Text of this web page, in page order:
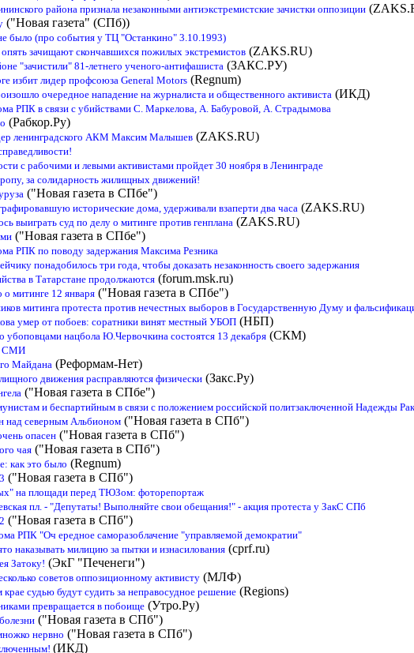
района признала незаконными антиэкстремистские зачистки оппозиции
("Новая газета" (СПб))
было (про события у ТЦ "Останкино" 3.10.1993)
зачищают скончавшихся пожилых экстремистов (ZAKS.RU)
"зачистили" 81-летнего ученого-антифашиста (ЗАКС.РУ)
избит лидер профсоюза General Motors (Regnum)
очередное нападение на журналиста и общественного активиста (ИКД)
РПК в связи с убийствами С. Маркелова, А. Бабуровой, А. Страдымова
(Рабкор.Ру)
ленинградского АКМ Максим Малышев (ZAKS.RU)
с рабочими и левыми активистами пройдет 30 ноября в Ленинграде
за солидарность жилищных движений!
("Новая газета в СПбе")
исторические дома, удерживали взаперти два часа (ZAKS.RU)
выиграть суд по делу о митинге против генплана (ZAKS.RU)
("Новая газета в СПбе")
РПК по поводу задержания Максима Резника
понадобилось три года, чтобы доказать незаконность своего задержания
в Татарстане продолжаются (forum.msk.ru)
митинге 12 января ("Новая газета в СПбе")
митинга протеста против нечестных выборов в Государственную Думу и
умер от побоев: соратники винят местный УБОП (НБП)
убоповцами нацбола Ю.Червочкина состоятся 13 декабря (СКМ)
СМИ
Майдана (Реформам-Нет)
движения расправляются физически (Закс.Ру)
("Новая газета в СПбе")
и беспартийным в связи с положением российской политзаключенной Надежды
над северным Альбионом ("Новая газета в СПб")
опасен ("Новая газета в СПб")
чая ("Новая газета в СПб")
как это было (Regnum)
("Новая газета в СПб")
на площади перед ТЮЗом: фоторепортаж
пл. - "Депутаты! Выполняйте свои обещания!" - акция протеста у ЗакС СПб
("Новая газета в СПб")
РПК "Оч ередное саморазоблачение "управляемой демократии"
наказывать милицию за пытки и изнасилования (cprf.ru)
Затоку! (ЭкГ "Печенеги")
советов оппозиционному активисту (МЛФ)
судью будут судить за неправосудное решение (Regions)
превращается в побоище (Утро.Ру)
("Новая газета в СПб")
нервно ("Новая газета в СПб")
(ИКД)